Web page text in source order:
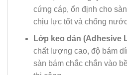
cứng cáp, ổn định cho
chịu lực tốt và chống
Lớp keo dán (Adhesive
chất lượng cao, độ bám
sàn bám chắc chắn vào